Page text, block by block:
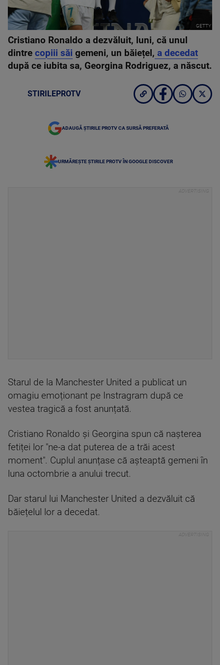
GETTY
Cristiano Ronaldo a dezvăluit, luni, că unul
dintre copiii săi gemeni, un băiețel, a decedat
după ce iubita sa, Georgina Rodriguez, a născut.
STIRILEPROTV
ADAUGĂ ȘTIRILE PROTV CA SURSĂ PREFERATĂ
URMĂREȘTE ȘTIRILE PROTV ÎN GOOGLE DISCOVER
Starul de la Manchester United a publicat un
omagiu emoționant pe Instragram după ce
vestea tragică a fost anunțată.
Cristiano Ronaldo și Georgina spun că nașterea
fetiței lor "ne-a dat puterea de a trăi acest
moment". Cuplul anunțase că așteaptă gemeni în
luna octombrie a anului trecut.
Dar starul lui Manchester United a dezvăluit că
băiețelul lor a decedat.